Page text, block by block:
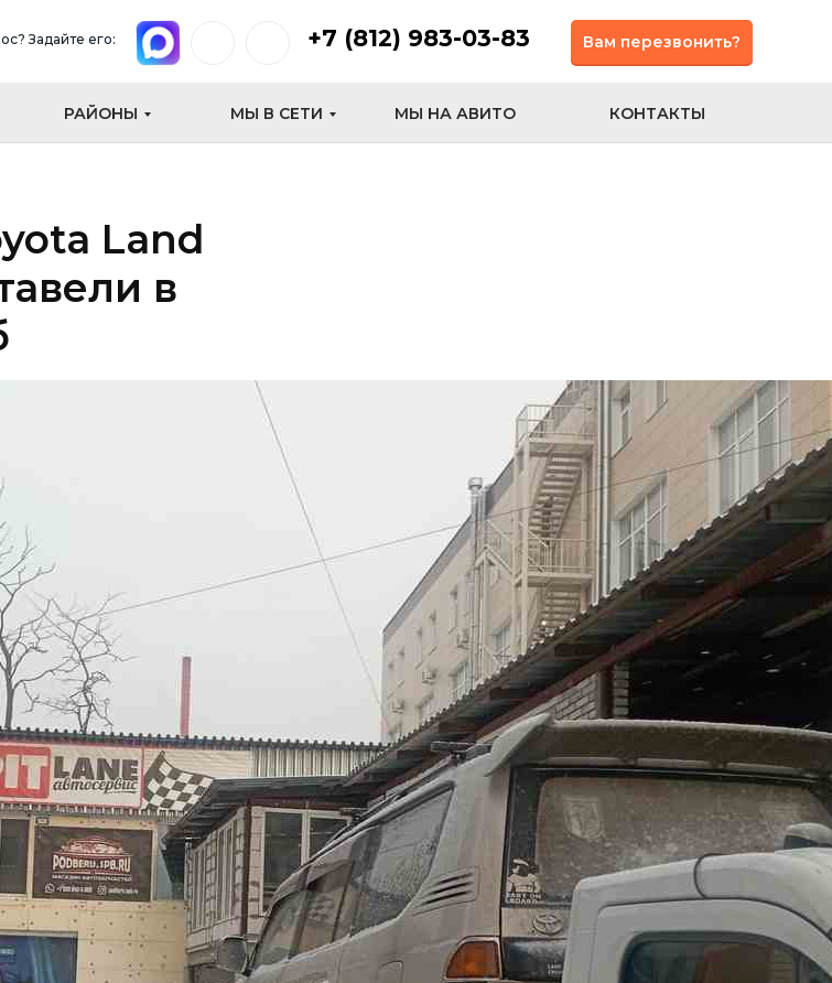
Задайте его: +7 (812) 983-03-83
РАЙОНЫ МЫ В СЕТИ МЫ НА АВИТО КОНТАКТЫ
Вам перезвонить?
Land
в